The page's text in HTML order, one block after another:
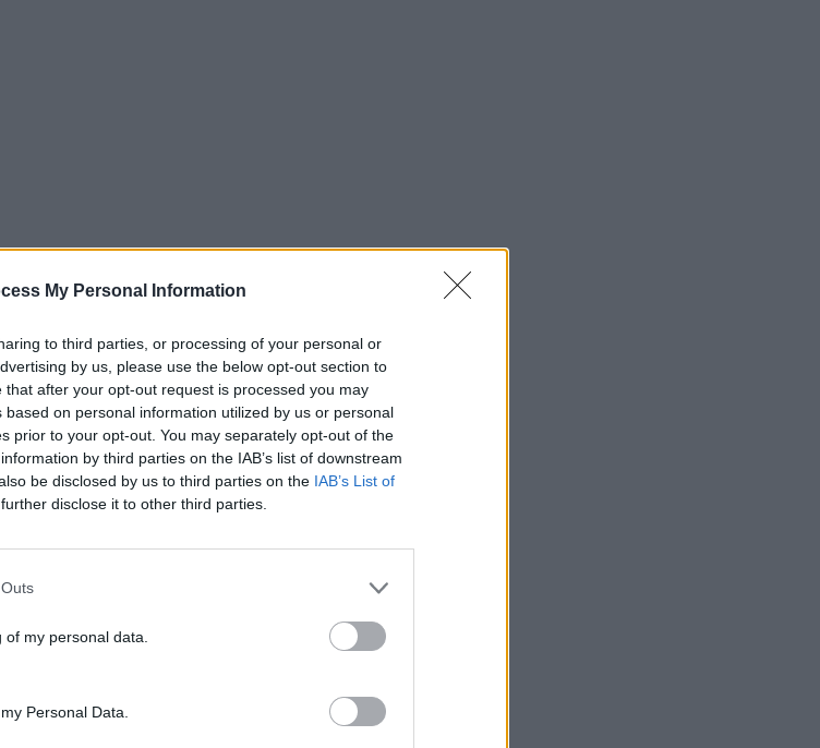
My Personal Information
to third parties, or processing of your personal or
by us, please use the below opt-out section to
after your opt-out request is processed you may
on personal information utilized by us or personal
prior to your opt-out. You may separately opt-out of the
by third parties on the IAB’s list of downstream
be disclosed by us to third parties on the IAB’s List of
disclose it to other third parties.
my personal data.
Personal Data.